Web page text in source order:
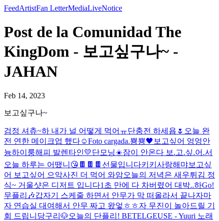
FeedArtistFan LetterMediaLiveNotice
Post de la Comunidad The
KingDom - 보고싶구나~ -
JAHAN
Feb 14, 2023
보고싶구나~
검정 셔츄~하 내가 널 어떻게 먹어ㅠ단충전 하세욥🌷 오늘 완
전 연한 메이크업 했다☺️Foto cargada.뿅뿅🖤 보고싶어 엉엉안
늉하이룽해피 발렌타인💛단모닝☀️잠이 안온다 보.고.싶.어.서
오늘 하루는 어땠니 😘 🍫🍫🍫선물입니다키키 사랑해 먀보고싶
어 보고싶어 으악사진 더 먹어 와암오늘의 저녁은 새우튀김 정
식~ 거울샷은 디저트 입니다1초 만에 다 차버렸어 대박..하Go!
무플리🎶갑자기 스케줄 하면서 안무가 막 떠올라서 끝나자마
자 연습실 대여해서 안무 짜고 왔엏ㅎㅎ자 무진이 놀아드릴 기
회 드립니당구리🐶오늘의 단플리! BETELGEUSE - Yuuri 노래